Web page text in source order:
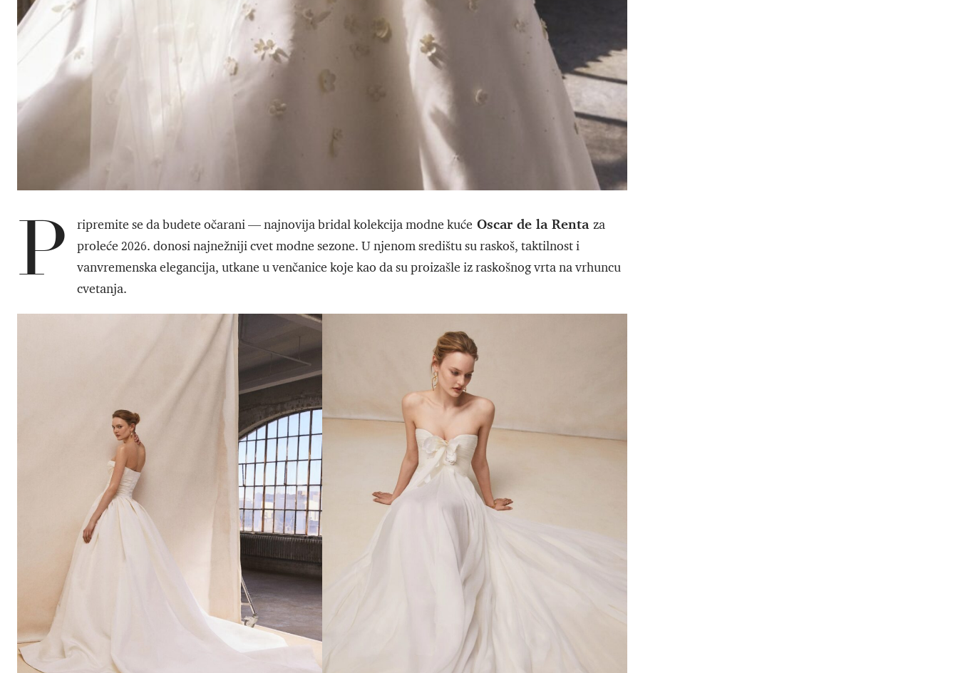
P ripremite se da budete očarani — najnovija bridal kolekcija modne kuće Oscar de la Renta za
proleće 2026. donosi najnežniji cvet modne sezone. U njenom središtu su raskoš, taktilnost i
vanvremenska elegancija, utkane u venčanice koje kao da su proizašle iz raskošnog vrta na vrhuncu
cvetanja.